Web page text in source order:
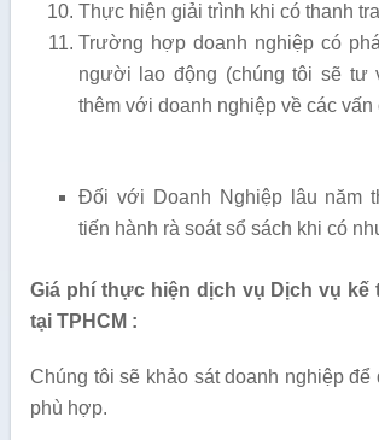
Thực hiện giải trình khi có thanh
Trường hợp doanh nghiệp có
người lao động (chúng tôi sẽ tư
thêm với doanh nghiệp về các vấn
Đối với Doanh Nghiệp lâu năm
tiến hành rà soát sổ sách khi có
Giá phí thực hiện dịch vụ Dịch vụ kế
tại TPHCM :
Chúng tôi sẽ khảo sát doanh nghiệp
phù hợp.